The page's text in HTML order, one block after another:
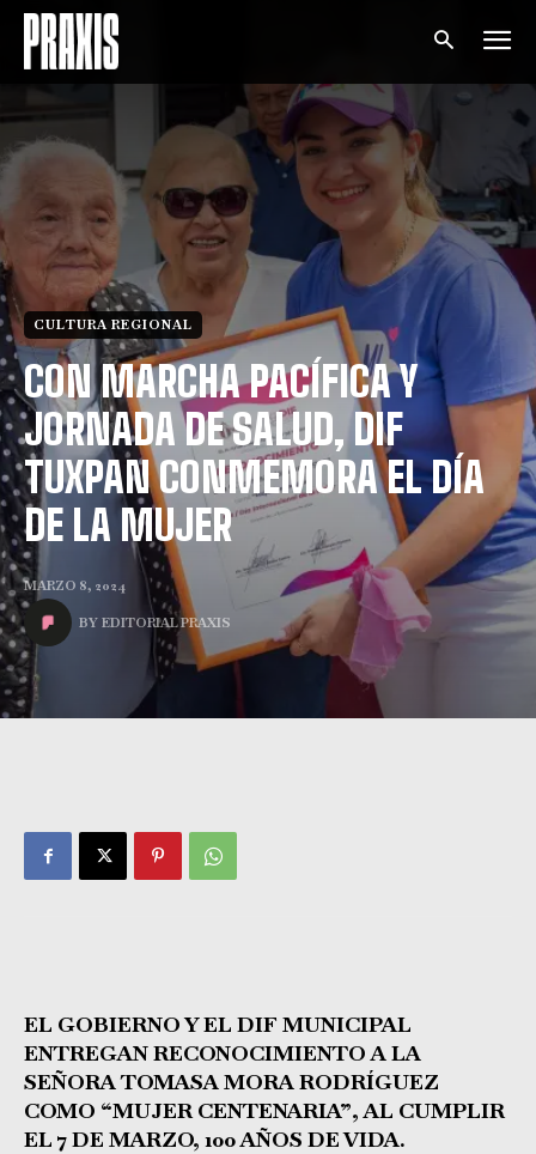
CULTURA REGIONAL
CON MARCHA PACÍFICA Y
JORNADA DE SALUD, DIF
TUXPAN CONMEMORA EL DÍA
DE LA MUJER
MARZO 8, 2024
BY EDITORIAL PRAXIS
EL GOBIERNO Y EL DIF MUNICIPAL
ENTREGAN RECONOCIMIENTO A LA
SEÑORA TOMASA MORA RODRÍGUEZ
COMO “MUJER CENTENARIA”, AL CUMPLIR
EL 7 DE MARZO, 100 AÑOS DE VIDA.